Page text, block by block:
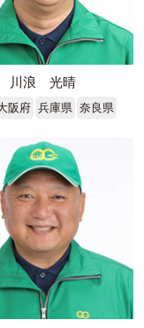
川浪 光晴
阪府 兵庫県 奈良県